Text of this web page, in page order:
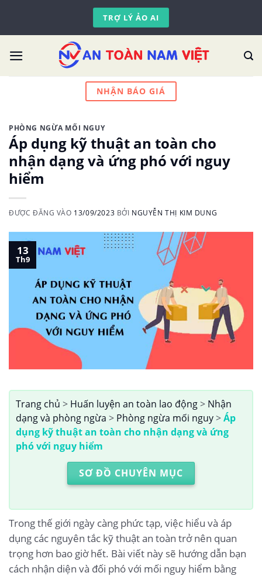
content
TRỢ LÝ ẢO AI
NHẬN BÁO GIÁ
PHÒNG NGỪA MỐI NGUY
Áp dụng kỹ thuật an toàn cho
nhận dạng và ứng phó với nguy
hiểm
ĐƯỢC ĐĂNG VÀO 13/09/2023 BỞI NGUYỄN THỊ KIM DUNG
13
Th9
Trang chủ > Huấn luyện an toàn lao động> Nhận
dạng và phòng ngừa > Phòng ngừa mối nguy>Áp
dụng kỹ thuật an toàn cho nhận dạng và ứng
phó với nguy hiểm
SƠ ĐỒ CHUYÊN MỤC
Trong thế giới ngày càng phức tạp, việc hiểu và áp
dụng các nguyên tắc kỹ thuật an toàn trở nên quan
trọng hơn bao giờ hết. Bài viết này sẽ hướng dẫn bạn
cách nhận diện và đối phó với mối nguy hiểm bằng